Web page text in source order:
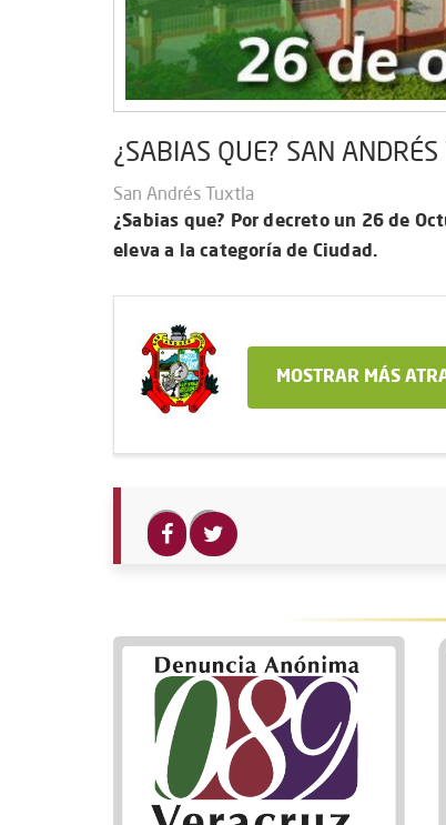
¿SABIAS QUE? SAN
San Andrés Tuxtla
¿Sabias que? Por decreto un 26 de
eleva a la categoría de Ciudad.
MOSTRAR MÁS